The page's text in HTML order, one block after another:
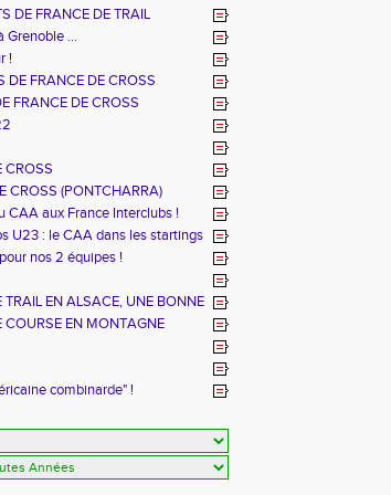
DE FRANCE DE TRAIL
Grenoble ...
!
DE FRANCE DE CROSS
FRANCE DE CROSS
CROSS
CROSS (PONTCHARRA)
CAA aux France Interclubs !
U23 : le CAA dans les startings
nos 2 équipes !
EN ALSACE, UNE BONNE
EN MONTAGNE
combinarde" !